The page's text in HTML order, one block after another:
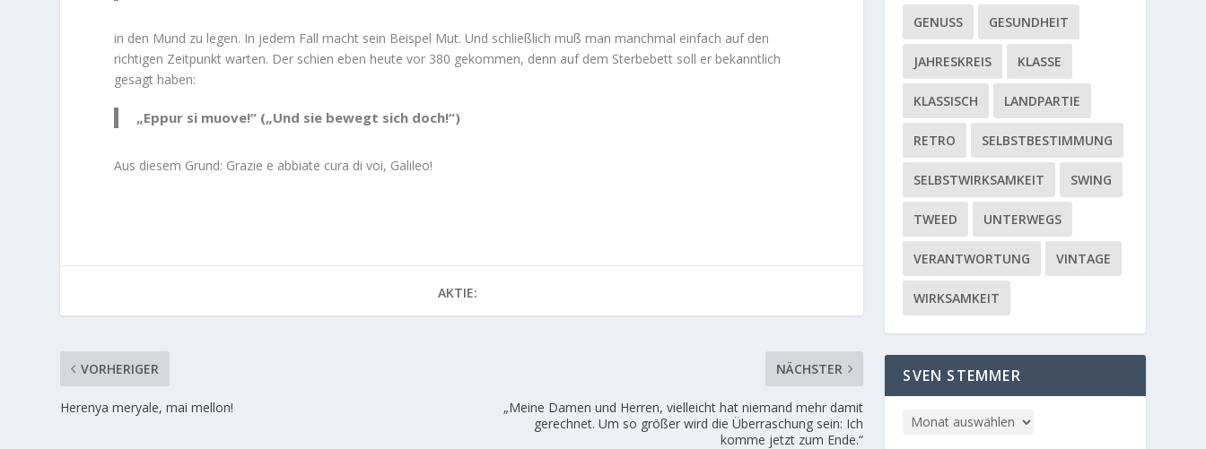
in den Mund zu legen. In jedem Fall macht sein Beispel Mut. Und schließlich muß man manchmal einfach auf den
richtigen Zeitpunkt warten. Der schien eben heute vor 380 gekommen, denn auf dem Sterbebett soll er bekanntlich
gesagt haben:
„Eppur si muove!“ („Und sie bewegt sich doch!“)
Aus diesem Grund: Grazie e abbiate cura di voi, Galileo!
AKTIE:
VORHERIGER
Herenya meryale, mai mellon!
NÄCHSTER
„Meine Damen und Herren, vielleicht hat niemand mehr damit
gerechnet. Um so größer wird die Überraschung sein: Ich
komme jetzt zum Ende.“
GENUSS GESUNDHEIT
JAHRESKREIS KLASSE
KLASSISCH LANDPARTIE
RETRO SELBSTBESTIMMUNG
SELBSTWIRKSAMKEIT SWING
TWEED UNTERWEGS
VERANTWORTUNG VINTAGE
WIRKSAMKEIT
SVEN STEMMER